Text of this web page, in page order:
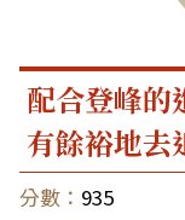
配合登峰的
有餘裕地去
935